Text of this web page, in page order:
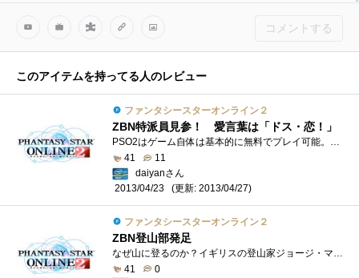
コメントする
このアイテムを持ってる人のレビュー
ファンタシースターオンライン２
ZBN特派員見参！ 愛言葉は「ドス・恋！」
PSO2はゲーム自体は基本的に無料でプレイ可能。ソフトも無料でダウンロード出来る。 初回のインストールが完了するとアップデートが始まり、�...
41
11
daiyanさん
2013/04/23
(更新: 2013/04/27)
ファンタシースターオンライン２
ZBN登山部発足
なぜ山に登るのか？イギリスの登山家ジョージ・マロリーはこう答えた「そこに山があるからだ」日本のゲーマー カーリーはこう答えた「だっ�...
41
0